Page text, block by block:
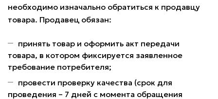
необходимо изначально обратиться к продавцу
товара. Продавец обязан:
принять товар и оформить акт передачи
товара, в котором фиксируется заявленное
требование потребителя;
провести проверку качества (срок для
проведения – 7 дней с момента обращения